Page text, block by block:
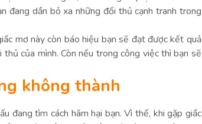
đang dần bỏ xa những đối thủ cạnh tranh trong
mơ này còn báo hiệu bạn sẽ đạt được kết quả
của mình. Còn nếu trong công việc thì bạn sẽ
không thành
đang tìm cách hãm hại bạn. Vì thế, khi gặp giấc